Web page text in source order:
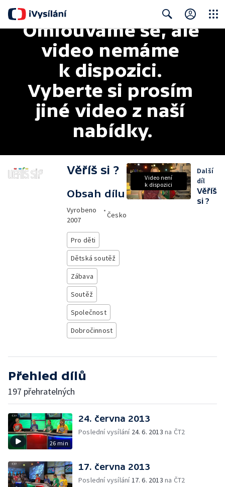
Search
Omlouváme se, ale
video nemáme
k dispozici.
Vyberte si prosím
jiné video z naší
nabídky.
Věříš si ?
Obsah dílu
Vyrobeno
2007
•
Česko
Pro děti
Dětská soutěž
Zábava
Soutěž
Společnost
Dobročinnost
Video není
k dispozici
Další
díl
Věříš
si ?
Přehled dílů
197 přehratelných
26 min
24. června 2013
Poslední vysílání 24. 6. 2013 na ČT2
17. června 2013
Poslední vysílání17. 6. 2013 na ČT2